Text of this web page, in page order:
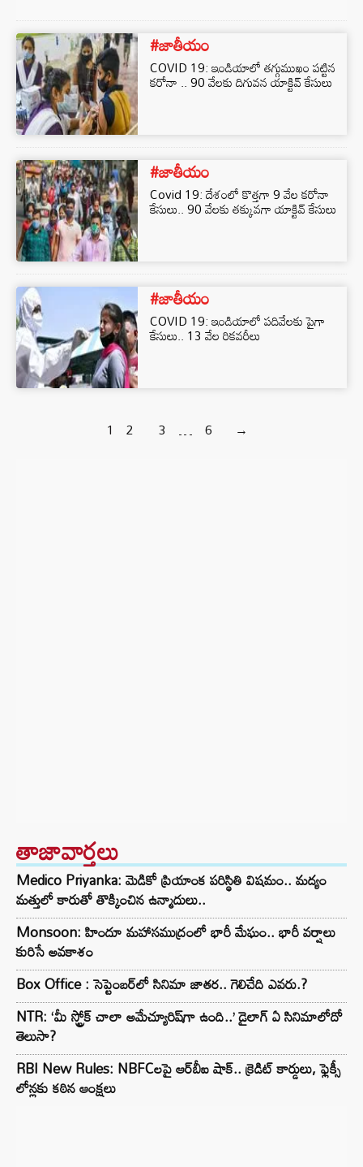
#జాతీయం
COVID 19: ఇండియాలో తగ్గుముఖం పట్టిన
కరోనా .. 90 వేలకు దిగువన యాక్టివ్ కేసులు
#జాతీయం
Covid 19: దేశంలో కొత్తగా 9 వేల కరోనా
కేసులు.. 90 వేలకు తక్కువగా యాక్టివ్ కేసులు
#జాతీయం
COVID 19: ఇండియాలో పదివేలకు పైగా
కేసులు.. 13 వేల రికవరీలు
1 2 3 … 6 →
తాజావార్తలు
Medico Priyanka: మెడికో ప్రియాంక పరిస్థితి విషమం.. మద్యం
మత్తులో కారుతో తొక్కించిన ఉన్మాదులు..
Monsoon: హిందూ మహాసముద్రంలో భారీ మేఘం.. భారీ వర్షాలు
కురిసే అవకాశం
Box Office : సెప్టెంబర్‌లో సినిమా జాతర.. గెలిచేది ఎవరు.?
NTR: ‘మీ స్ట్రోక్ చాలా అమేచ్యూరిష్‌గా ఉంది..’ డైలాగ్ ఏ సినిమాలోదో
తెలుసా?
RBI New Rules: NBFCలపై ఆర్‌బీఐ షాక్.. క్రెడిట్ కార్డులు, ఫ్లెక్సీ
లోన్లకు కఠిన ఆంక్షలు